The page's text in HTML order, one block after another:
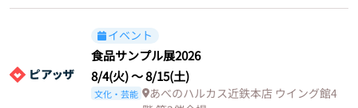
イベント
食品サンプル展2026
8/4(火)〜8/15(土)
文化・芸能
あべのハルカス近鉄本店 ウイング館4